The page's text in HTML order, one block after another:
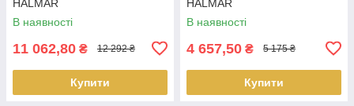
HALMAR
В наявності
11 062,80 ₴ 12 292 ₴
Купити
HALMAR
В наявності
4 657,50 ₴ 5 175 ₴
Купити